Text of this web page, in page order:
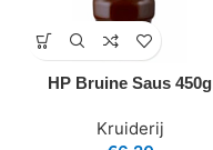
HP Bruine Saus 450g
Kruiderij